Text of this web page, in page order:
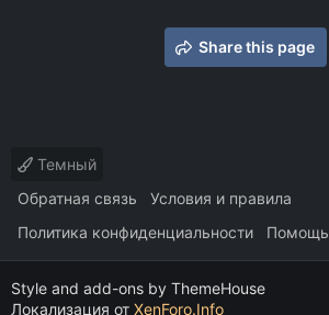
Share this page
Темный
Обратная связь
Условия и правила
Политика конфиденциальности
Помощь
Style and add-ons by ThemeHouse
Локализация от XenForo.Info